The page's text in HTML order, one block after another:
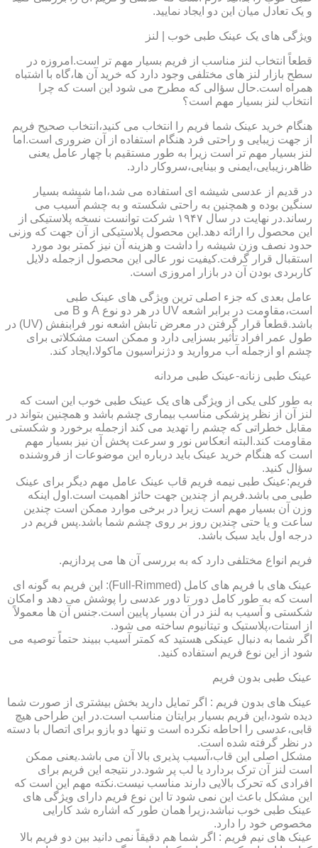
و یک تعادل میان این دو ایجاد نمایید.
ویژگی های یک عینک طبی خوب | لنز
قطعاً انتخاب لنز مناسب از فریم بسیار مهم تر است.امروزه در
سطح بازار لنز های مختلفی وجود دارد که خرید آن ها،گاه با اشتباه
همراه است.حال سؤالی که مطرح می شود این است که چرا
انتخاب لنز بسیار مهم است؟
هنگام خرید عینک شما فریم را انتخاب می کنید،انتخاب صحیح فریم
از جهت زیبایی و راحتی فرد هنگام استفاده از آن ضروری است.اما
لنز بسیار مهم تر است زیرا به طور مستقیم با چهار عامل یعنی
ظاهر،زیبایی،ایمنی و بینایی،سروکار دارد.
در قدیم از عدسی شیشه ای استفاده می شد،اما شیشه بسیار
سنگین بوده و همچنین به راحتی شکسته و به چشم آسیب می
رساند.در نهایت در سال ۱۹۴۷ شرکت توانست نسخه پلاستیکی از
این محصول را ارائه دهد.این محصول پلاستیکی از آن جهت که وزنی
حدود نصف وزن شیشه را داشت و هزینه آن نیز کمتر بود مورد
استقبال قرار گرفت.کیفیت نور عالی این محصول ازجمله دلایل
کاربردی بودن آن در بازار امروزی است.
عامل بعدی که جزء اصلی ترین ویژگی های عینک طبی
است،مقاومت در برابر اشعه UV در هر دو نوع A و B می
باشد.قطعاً قرار گرفتن در معرض تابش اشعه نور فرابنفش (UV) در
طول عمر افراد تأثیر بسزایی دارد و ممکن است مشکلاتی برای
چشم او ازجمله آب مروارید و دژنراسیون ماکولا،ایجاد کند.
عینک طبی زنانه-عینک طبی مردانه
به طور کلی یکی از ویژگی های یک عینک طبی خوب این است که
لنز آن از نظر پزشکی مناسب بیماری چشم باشد و همچنین بتواند در
مقابل خطراتی که چشم را تهدید می کند ازجمله برخورد و شکستی
مقاومت کند.البته انعکاس نور و سرعت پخش آن نیز بسیار مهم
است که هنگام خرید عینک باید درباره این موضوعات از فروشنده
سؤال کنید.
فریم:عینک طبی نیمه فریم قاب عینک عامل مهم دیگر برای عینک
طبی می باشد.فریم از چندین جهت حائز اهمیت است.اول اینکه
وزن آن بسیار مهم است زیرا در برخی موارد ممکن است چندین
ساعت و یا حتی چندین روز بر روی چشم شما باشد.پس فریم در
درجه اول باید سبک باشد.
فریم انواع مختلفی دارد که به بررسی آن ها می پردازیم.
عینک های با فریم های کامل (Full-Rimmed): این فریم به گونه ای
است که به طور کامل دور تا دور عدسی را پوشش می دهد و امکان
شکستی و آسیب به لنز در آن بسیار پایین است.جنس آن ها معمولاً
از استات،پلاستیک و تیتانیوم ساخته می شود.
اگر شما به دنبال عینکی هستید که کمتر آسیب ببیند حتماً توصیه می
شود از این نوع فریم استفاده کنید.
عینک طبی بدون فریم
عینک های بدون فریم : اگر تمایل دارید بخش بیشتری از صورت شما
دیده شود،این فریم بسیار برایتان مناسب است.در این طراحی هیچ
قابی،عدسی را احاطه نکرده است و تنها دو بازو برای اتصال با دسته
در نظر گرفته شده است.
مشکل اصلی این قاب،آسیب پذیری بالا آن می باشد.یعنی ممکن
است لنز آن ترک بردارد یا لب پر شود.در نتیجه این فریم برای
افرادی که تحرک بالایی دارند مناسب نیست.نکته مهم این است که
این مشکل باعث این نمی شود تا این نوع فریم دارای ویژگی های
عینک طبی خوب نباشد،زیرا همان طور که اشاره شد کارایی
مخصوص خود را دارد.
عینک های نیم فریم : اگر شما هم دقیقاً نمی دانید بین دو فریم بالا